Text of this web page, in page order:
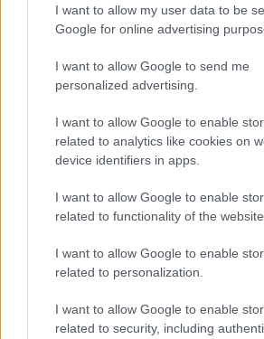
I want to allow my user data to be
Google for online advertising
I want to allow Google to send me
personalized advertising.
I want to allow Google to enable
related to analytics like cookies on
device identifiers in apps.
I want to allow Google to enable
related to functionality of the
I want to allow Google to enable
related to personalization.
I want to allow Google to enable
related to security, including
NECROLOGIE
Mario Malu
Paolo Pinna
Martina Agostina Diturco